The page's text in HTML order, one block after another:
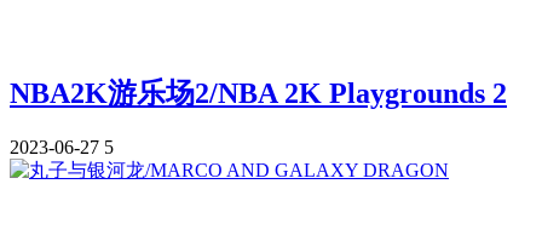
NBA2K游乐场2/NBA 2K Playgrounds 2
2023-06-27 5